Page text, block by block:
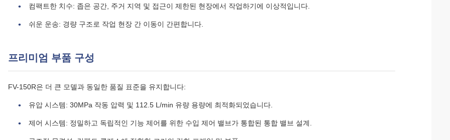
컴팩트한 치수: 좁은 공간, 주거 지역 및 접근이 제한된 현장에서 작업하기에 이상적입니다.
쉬운 운송: 경량 구조로 작업 현장 간 이동이 간편합니다.
프리미엄 부품 구성
FV-150R은 더 큰 모델과 동일한 품질 표준을 유지합니다:
유압 시스템: 30MPa 작동 압력 및 112.5 L/min 유량 용량에 최적화되었습니다.
제어 시스템: 정밀하고 독립적인 기능 제어를 위한 수입 제어 밸브가 통합된 통합 밸브 설계.